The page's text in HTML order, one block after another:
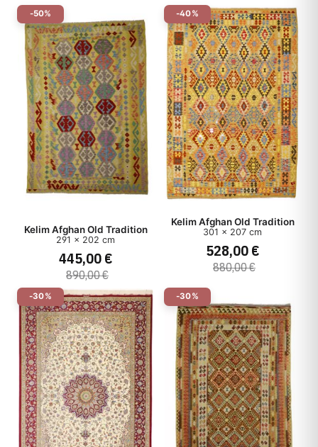
-50%
Kelim Afghan Old Tradition
291 x 202 cm
445,00 €
890,00 €
-40%
Kelim Afghan Old Tradition
301 x 207 cm
528,00 €
880,00 €
-30% -30%